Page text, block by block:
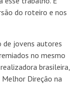
do roteiro e nos
jovens autores
no mesmo
brasileira,
Melhor Direção na